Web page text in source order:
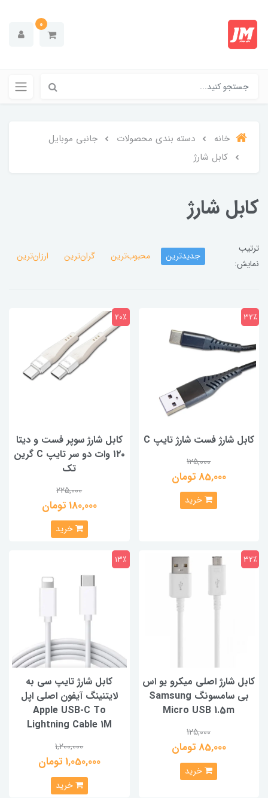
0
خانه دسته بندی محصولات
جانبی موبایل
کابل شارژ
کابل شارژ
ترتیب
نمایش:
جدیدترین محبوب‌ترین گران‌ترین ارزان‌ترین
کابل شارژ فست شارژ تایپ C
125,000
85,000 تومان
32٪
خرید
کابل شارژ سوپر فست و دیتا
۱۲۰ وات دو سر تایپ C گرین
تک
225,000
180,000 تومان
20٪
خرید
کابل شارژ اصلی میکرو یو اس
بی سامسونگ Samsung
Micro USB 1.5m
125,000
85,000 تومان
32٪
خرید
کابل شارژ تایپ سی به
لایتنینگ آیفون اصلی اپل
Apple USB-C To
Lightning Cable 1M
1,200,000
1,050,000 تومان
13٪
خرید